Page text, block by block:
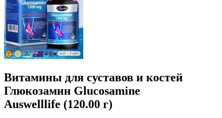
Витамины для суставов и костей
Глюкозамин Glucosamine
Auswelllife (120.00 г)